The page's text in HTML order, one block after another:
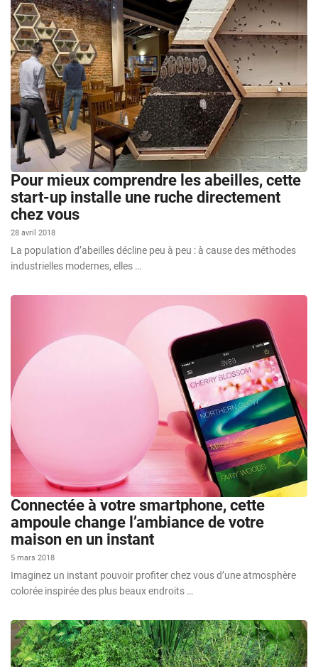
Pour mieux comprendre les abeilles, cette
start-up installe une ruche directement
chez vous
28 avril 2018
La population d’abeilles décline peu à peu : à cause des méthodes
industrielles modernes, elles …
Connectée à votre smartphone, cette
ampoule change l’ambiance de votre
maison en un instant
5 mars 2018
Imaginez un instant pouvoir profiter chez vous d’une atmosphère
colorée inspirée des plus beaux endroits …